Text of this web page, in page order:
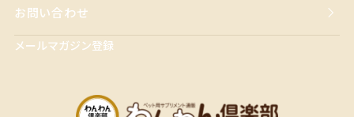
お問い合わせ
メールマガジン登録